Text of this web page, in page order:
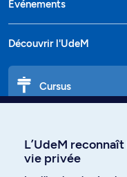
Événements
Découvrir l'UdeM
Cursus
L’UdeM
vie privée